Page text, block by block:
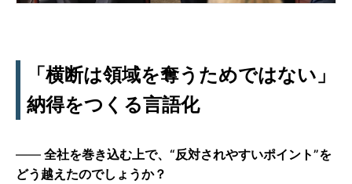
「横断は領域を奪うためではない」
納得をつくる言語化
全社を巻き込む上で、“反対されやすいポイント”を
どう越えたのでしょうか？